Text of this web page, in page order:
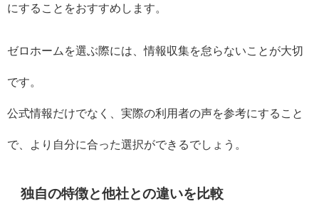
にすることをおすすめします。
ゼロホームを選ぶ際には、情報収集を怠らないことが大切
です。
公式情報だけでなく、実際の利用者の声を参考にすること
で、より自分に合った選択ができるでしょう。
独自の特徴と他社との違いを比較